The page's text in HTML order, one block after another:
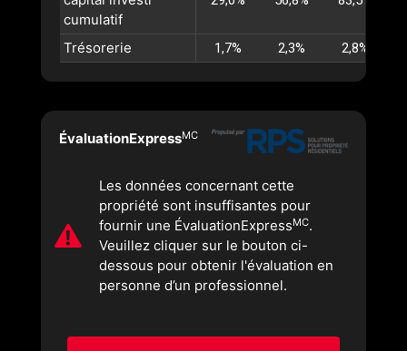
cumulatif
Trésorerie 1,7% 2,3% 2,8%
ÉvaluationExpressMC
Les données concernant cette
propriété sont insuffisantes pour
fournir une ÉvaluationExpressMC.
Veuillez cliquer sur le bouton ci-
dessous pour obtenir l'évaluation en
personne d’un professionnel.